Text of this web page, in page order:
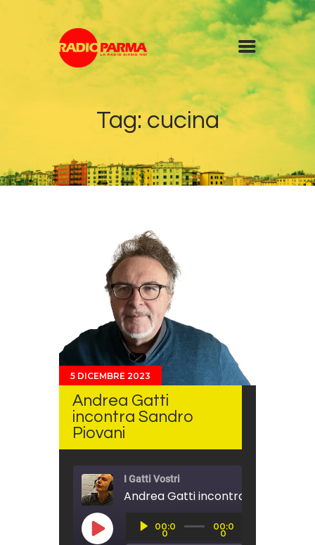
Tag: cucina
Programmi
Podcast
5 DICEMBRE 2023
Andrea Gatti
incontra Sandro
Piovani
I Gatti Vostri
Andrea Gatti incontra Sandro
PLAY EPISODE
Player00:0
0
00:0
0